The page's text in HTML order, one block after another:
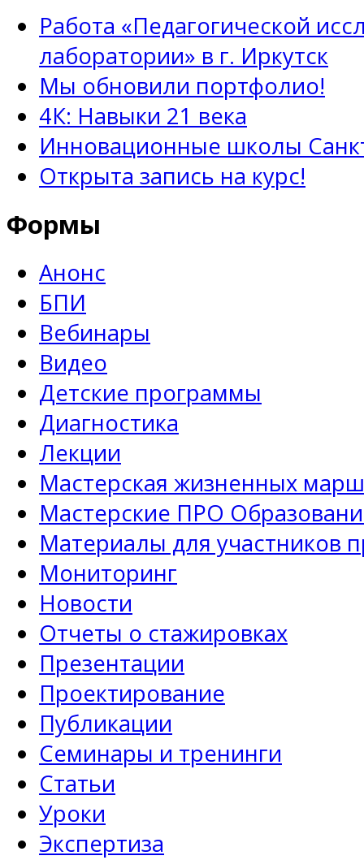
Работа «Педагогической
лаборатории» в г. Иркутск
Мы обновили портфолио!
4К: Навыки 21 века
Инновационные школы
Открыта запись на курс!
Формы
Анонс
БПИ
Вебинары
Видео
Детские программы
Диагностика
Лекции
Мастерская жизненных
Мастерские ПРО
Материалы для участников
Мониторинг
Новости
Отчеты о стажировках
Презентации
Проектирование
Публикации
Семинары и тренинги
Статьи
Уроки
Экспертиза